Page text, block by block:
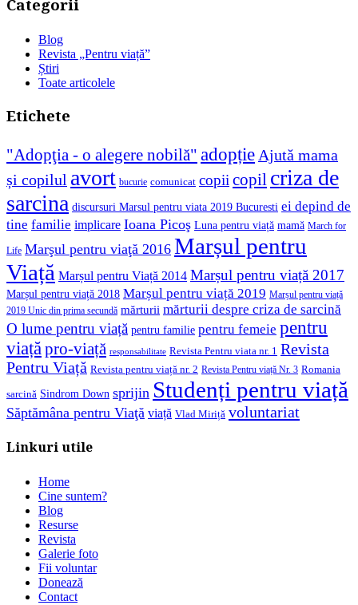
Categorii
Blog
Revista „Pentru viață”
Știri
Toate articolele
Etichete
"Adopţia - o alegere nobilă" adopție Ajută mama
și copilul avort bucurie comunicat copii copil criza de
sarcina discursuri Marsul pentru viata 2019 Bucuresti ei depind de
tine familie implicare Ioana Picoş Luna pentru viață mamă March for
Life Marşul pentru viaţă 2016 Marșul pentru
Viață Marșul pentru Viață 2014 Marșul pentru viață 2017
Marșul pentru viață 2018 Marșul pentru viață 2019 Marșul pentru viață
2019 Unic din prima secundă mărturii mărturii despre criza de sarcină
O lume pentru viață pentru familie pentru femeie pentru
viață pro-viață responsabilitate Revista Pentru viata nr. 1 Revista
Pentru Viață Revista pentru viață nr. 2 Revista Pentru viață Nr. 3 Romania
sarcină Sindrom Down sprijin Studenți pentru viață
Săptămâna pentru Viaţă viață Vlad Miriță voluntariat
Linkuri utile
Home
Cine suntem?
Blog
Resurse
Revista
Galerie foto
Fii voluntar
Donează
Contact